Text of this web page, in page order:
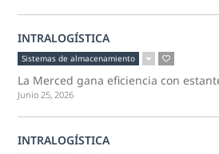
INTRALOGÍSTICA
Sistemas de almacenamiento
La Merced gana eficiencia con
Junio 25, 2026
INTRALOGÍSTICA